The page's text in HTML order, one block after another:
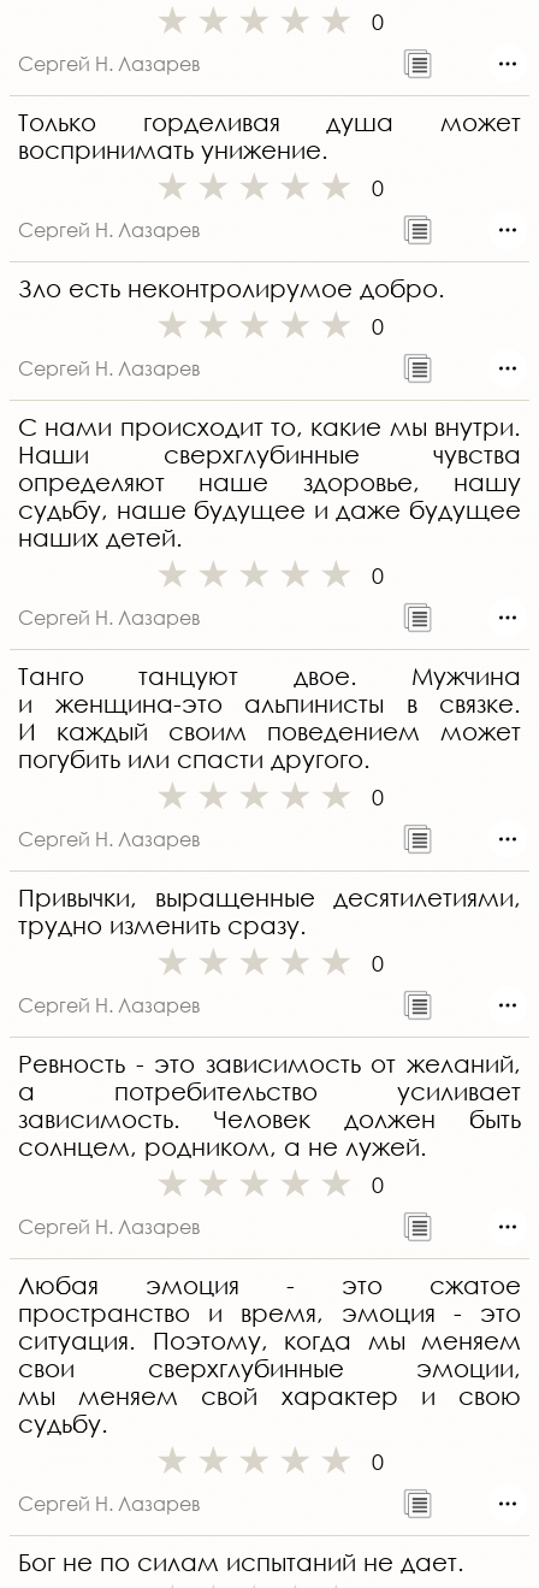
0
Сергей Н. Лазарев
Только горделивая душа может
воспринимать унижение.
0
Сергей Н. Лазарев
Зло есть неконтролирумое добро.
0
Сергей Н. Лазарев
С нами происходит то, какие мы внутри.
Наши сверхглубинные чувства
определяют наше здоровье, нашу
судьбу, наше будущее и даже будущее
наших детей.
0
Сергей Н. Лазарев
Танго танцуют двое. Мужчина
и женщина-это альпинисты в связке.
И каждый своим поведением может
погубить или спасти другого.
0
Сергей Н. Лазарев
Привычки, выращенные десятилетиями,
трудно изменить сразу.
0
Сергей Н. Лазарев
Ревность - это зависимость от желаний,
а потребительство усиливает
зависимость. Человек должен быть
солнцем, родником, а не лужей.
0
Сергей Н. Лазарев
Любая эмоция - это сжатое
пространство и время, эмоция - это
ситуация. Поэтому, когда мы меняем
свои сверхглубинные эмоции,
мы меняем свой характер и свою
судьбу.
0
Сергей Н. Лазарев
Бог не по силам испытаний не дает.